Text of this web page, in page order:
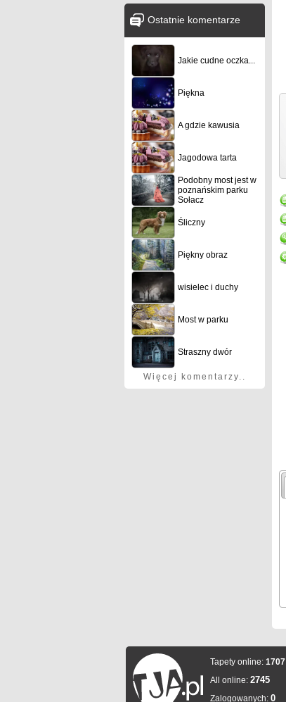
Ostatnie komentarze
Jakie cudne oczka...
Piękna
A gdzie kawusia
Jagodowa tarta
Podobny most jest w
poznańskim parku
Sołacz
Śliczny
Piękny obraz
wisielec i duchy
Most w parku
Straszny dwór
Więcej komentarzy..
Tapety online: 1707
All online: 2745
Zalogowanych: 0